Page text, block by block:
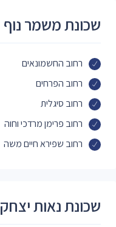
שכונת משמר נוף
רחוב החשמונאים
רחוב הפרחים
רחוב סיגלית
רחוב פרימן מרדכי וחוה
רחוב שפירא חיים משה
שכונת נאות יצחק